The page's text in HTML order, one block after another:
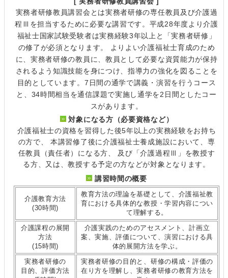
実務者研修教員講習会とは実務者研修の専任教員及び介護過
程Ⅲを担当するために必要な講習です。平成28年度より介護
福祉士国家試験受験者は実務経験3年以上と「実務者研修」
の修了が必須となります。 よりよい介護福祉士育成のため
に、実務者研修の教員に、教員として必要な資質能力が保持
されるよう知識技能を身につけ、指導力の強化を図ることを
目的としています。7日間の通学で講義・演習を行うコース
と、34時間相当を通信課題で実施し通学を2日間としたコー
スがあります。
対象になる方（必要資格など）
介護福祉士の資格を習得した後5年以上の実務経験をお持ち
の方で、 本講習修了後に介護福祉士養成施設において、専
任教員（責任者）になる方、 及び「介護過程Ⅲ」を教授す
る方、又は、教授する予定の方などが対象となります。
講習時間の概要
介護教育方法
(30時間)
教育方法の理論を基礎として、介護福祉教
育における具体的な教授・学習内容につい
て理解する。
介護課程の展開
方法
(15時間)
介護実践のためのアセスメント、計画立
案、実施、評価について、演習における具
体的展開方法を学ぶ。
実務者研修の
目的、評価方法
実務者研修の目的と、研修の構成・評価の
在り方を理解し、実務者研修の教育方法を